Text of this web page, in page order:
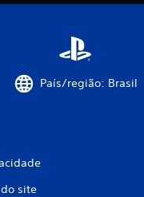
País/região: Brasil
site